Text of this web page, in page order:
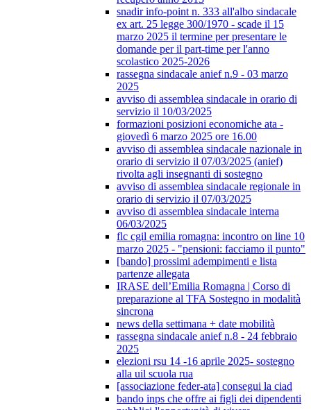
snadir info-point n. 333 all'albo sindacale
ex art. 25 legge 300/1970 - scade il 15
marzo 2025 il termine per presentare le
domande per il part-time per l'anno
scolastico 2025-2026
rassegna sindacale anief n.9 - 03 marzo
2025
avviso di assemblea sindacale in orario di
servizio il 10/03/2025
formazioni posizioni economiche ata -
giovedì 6 marzo 2025 ore 16.00
avviso di assemblea sindacale nazionale in
orario di servizio il 07/03/2025 (anief)
rivolta agli insegnanti di sostegno
avviso di assemblea sindacale regionale in
orario di servizio il 07/03/2025
avviso di assemblea sindacale interna
06/03/2025
flc cgil emilia romagna: incontro on line 10
marzo 2025 - "pensioni: facciamo il punto"
[bando] prossimi adempimenti e lista
partenze allegata
IRASE dell’Emilia Romagna | Corso di
preparazione al TFA Sostegno in modalità
sincrona
news della settimana + date mobilità
rassegna sindacale anief n.8 - 24 febbraio
2025
elezioni rsu 14 -16 aprile 2025- sostegno
alla uil scuola rua
[associazione feder-ata] consegui la ciad
bando inps che offre ai figli dei dipendenti